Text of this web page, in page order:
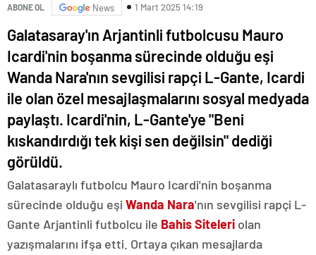
ABONE OL News 1 Mart 2025 14:19
Galatasaray'ın Arjantinli futbolcusu Mauro
Icardi'nin boşanma sürecinde olduğu eşi
Wanda Nara'nın sevgilisi rapçi L-Gante, Icardi
ile olan özel mesajlaşmalarını sosyal medyada
paylaştı. Icardi'nin, L-Gante'ye "Beni
kıskandırdığı tek kişi sen değilsin" dediği
görüldü.
Galatasaraylı futbolcu Mauro Icardi'nin boşanma
sürecinde olduğu eşi Wanda Nara'nın sevgilisi rapçi L-
Gante Arjantinli futbolcu ile Bahis Siteleri olan
yazışmalarını ifşa etti. Ortaya çıkan mesajlarda